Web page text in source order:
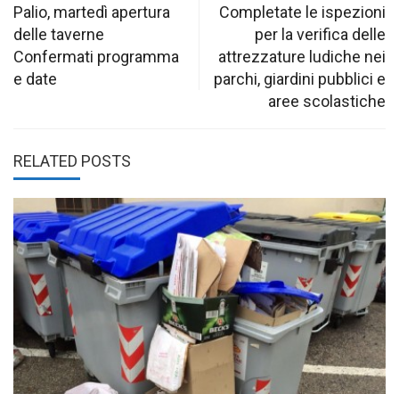
navigation
Palio, martedì apertura
delle taverne
Confermati programma
e date
Completate le ispezioni
per la verifica delle
attrezzature ludiche nei
parchi, giardini pubblici e
aree scolastiche
RELATED POSTS